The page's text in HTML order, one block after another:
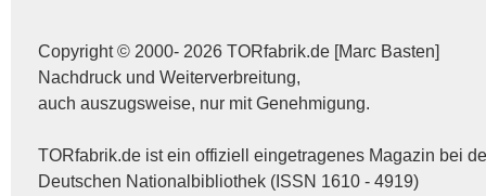
Copyright © 2000- 2026 TORfabrik.de [Marc Basten]
Nachdruck und Weiterverbreitung,
auch auszugsweise, nur mit Genehmigung.
TORfabrik.de ist ein offiziell eingetragenes Magazin bei
Deutschen Nationalbibliothek (ISSN 1610 - 4919)